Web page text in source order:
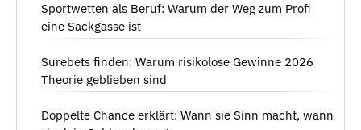
Sportwetten als Beruf: Warum der Weg zum Profi
eine Sackgasse ist
Surebets finden: Warum risikolose Gewinne 2026
Theorie geblieben sind
Doppelte Chance erklärt: Wann sie Sinn macht, wann